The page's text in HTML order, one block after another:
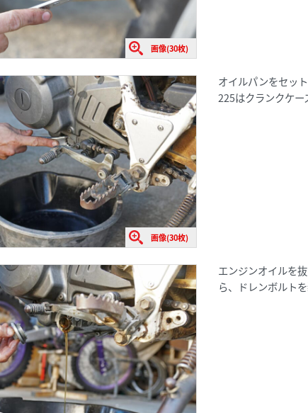
画像(30枚)
画像(30枚)
オイルパンをセッ
225はクランクケー
エンジンオイルを
ら、ドレンボルトを